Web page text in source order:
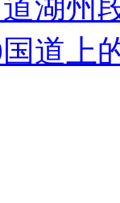
湖州
道上